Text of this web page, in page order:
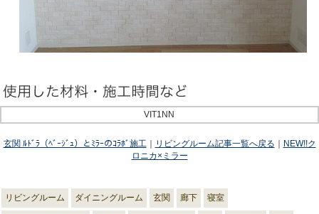
VIT1NN
玄関 ﾙﾄﾞﾗ（ﾍﾞｰｼﾞｭ）とﾐﾗｰのｺﾗﾎﾞ施工｜ リビングルーム記事一覧へ戻る
NEW!!ク
ロニカ×ミラー
リビングルーム ダイニングルーム 玄関 廊下 寝室